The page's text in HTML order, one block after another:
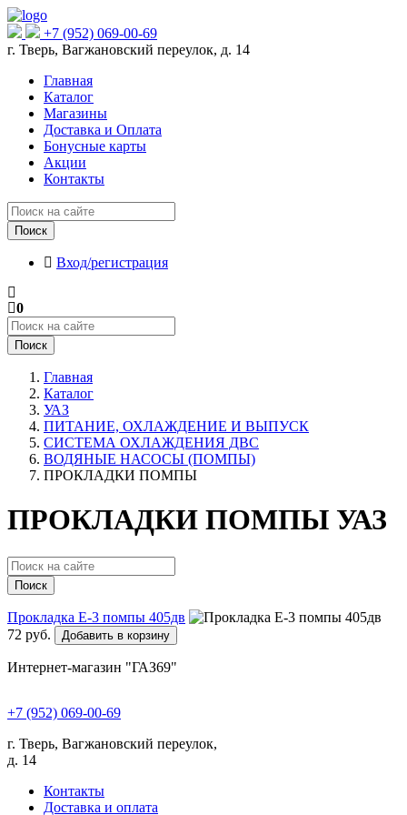
+7 (952) 069-00-69
г. Тверь, Вагжановский переулок, д. 14
Главная
Каталог
Магазины
Доставка и Оплата
Бонусные карты
Акции
Контакты
Поиск
Вход/регистрация
0
Поиск
Главная
Каталог
УАЗ
ПИТАНИЕ, ОХЛАЖДЕНИЕ И ВЫПУСК
СИСТЕМА ОХЛАЖДЕНИЯ ДВС
ВОДЯНЫЕ НАСОСЫ (ПОМПЫ)
ПРОКЛАДКИ ПОМПЫ
ПРОКЛАДКИ ПОМПЫ УАЗ
Поиск
Прокладка Е-3 помпы 405дв
72 руб.
Добавить в корзину
Интернет-магазин "ГАЗ69"
+7 (952) 069-00-69
г. Тверь, Вагжановский переулок,
д. 14
Контакты
Доставка и оплата